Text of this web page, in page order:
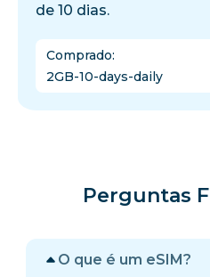
de 10 dias.
Comprado:
2GB-10-days-daily
Perguntas
O que é um eSIM?